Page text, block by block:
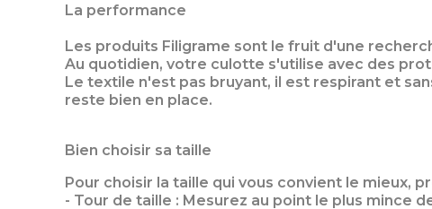
La performance
Les produits Filigrame sont le fruit d'une
Au quotidien, votre culotte s'utilise avec des
Le textile n'est pas bruyant, il est respirant et
reste bien en place.
Bien choisir sa taille
Pour choisir la taille qui vous convient le mieux,
- Tour de taille : Mesurez au point le plus mince